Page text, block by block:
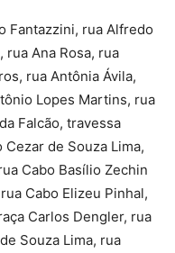
Fantazzini, rua Alfredo
Ana Rosa, rua
rua Antônia Ávila,
Lopes Martins, rua
Falcão, travessa
de Souza Lima,
Cabo Basílio Zechin
Cabo Elizeu Pinhal,
Carlos Dengler, rua
Souza Lima, rua